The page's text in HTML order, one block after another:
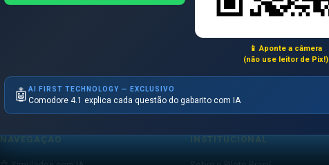
CANAL OFICIAL
no WhatsApp
NAVEGAÇÃO INSTITUCIONAL
📱 Aponte a câmera
(não use leitor de Pix!)
🤖 AI FIRST TECHNOLOGY — EXCLUSIVO
Comodore 4.1 explica cada questão do gabarito com IA